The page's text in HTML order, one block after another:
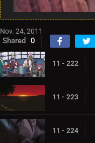
Nov. 24, 2011
Shared 0
11 - 222
11 - 223
11 - 224